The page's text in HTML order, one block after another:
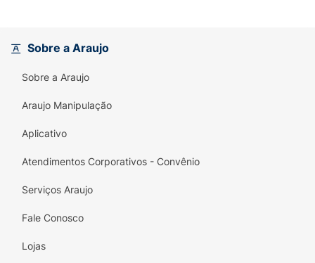
Sobre a Araujo
Sobre a Araujo
Araujo Manipulação
Aplicativo
Atendimentos Corporativos - Convênio
Serviços Araujo
Fale Conosco
Lojas